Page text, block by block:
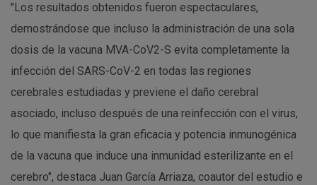
"Los resultados obtenidos fueron espectaculares,
demostrándose que incluso la administración de una sola
dosis de la vacuna MVA-CoV2-S evita completamente la
infección del SARS-CoV-2 en todas las regiones
cerebrales estudiadas y previene el daño cerebral
asociado, incluso después de una reinfección con el virus,
lo que manifiesta la gran eficacia y potencia inmunogénica
de la vacuna que induce una inmunidad esterilizante en el
cerebro", destaca Juan García Arriaza, coautor del estudio e